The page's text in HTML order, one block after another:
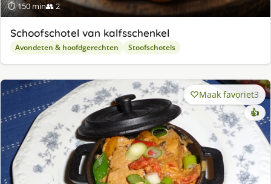
⏱ 150 min👥 2
Schoofschotel van kalfsschenkel
Avondeten & hoofdgerechten Stoofschotels
Maak favoriet3
👍